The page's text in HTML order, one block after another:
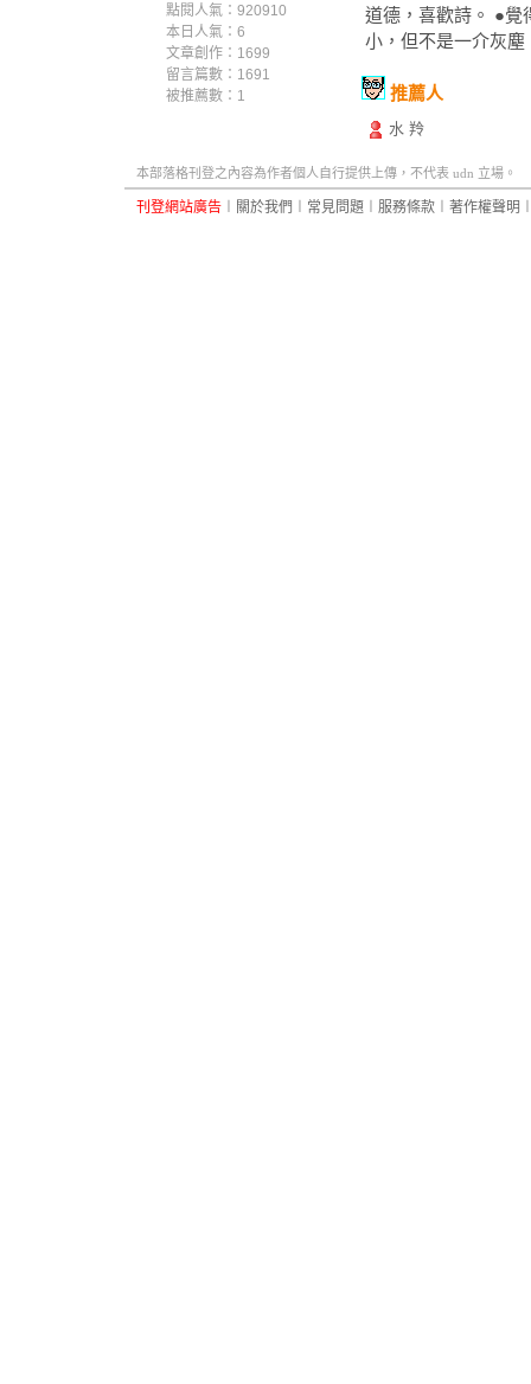
點閱人氣：920910
本日人氣：6
文章創作：1699
留言篇數：1691
被推薦數： 1
道德，喜歡詩。 ●覺
小，但不是一介灰
推薦人
水 羚
本部落格刊登之內容為作者個人自行提供上傳，不代表 udn 立場。
刊登網站廣告 關於我們 常見問題 服務條款 著作權聲明